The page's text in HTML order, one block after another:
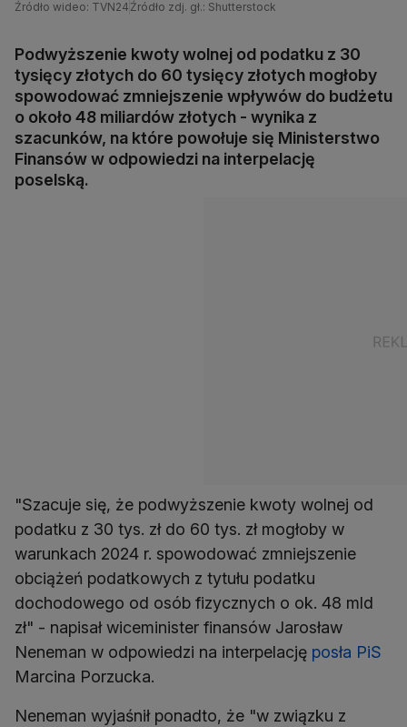
Źródło wideo: TVN24 Źródło zdj. gł.: Shutterstock
Podwyższenie kwoty wolnej od podatku z 30
tysięcy złotych do 60 tysięcy złotych mogłoby
spowodować zmniejszenie wpływów do budżetu
o około 48 miliardów złotych - wynika z
szacunków, na które powołuje się Ministerstwo
Finansów w odpowiedzi na interpelację
poselską.
"Szacuje się, że podwyższenie kwoty wolnej od
podatku z 30 tys. zł do 60 tys. zł mogłoby w
warunkach 2024 r. spowodować zmniejszenie
obciążeń podatkowych z tytułu podatku
dochodowego od osób fizycznych o ok. 48 mld
zł" - napisał wiceminister finansów Jarosław
Neneman w odpowiedzi na interpelację posła PiS
Marcina Porzucka.
Neneman wyjaśnił ponadto, że "w związku z